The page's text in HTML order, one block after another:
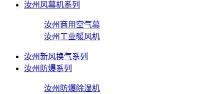
汝州风幕机系列
汝州商用空气幕
汝州工业暖风机
汝州新风换气系列
汝州防爆系列
汝州防爆除湿机